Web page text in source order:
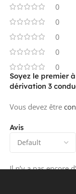
0
0
0
0
0
Avis
Il n’y a pas encore
Soyez le premier
dérivation 3
Vous devez être